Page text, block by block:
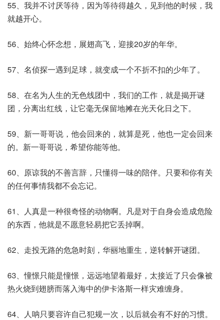
55、我并不讨厌等待，因为等待得越久，见到他的时候，我
就越开心。
56、始终心怀念想，展翅高飞，迎接20岁的年华。
57、名侦探一遇到足球，就变成一个不折不扣的少年了。
58、在名为人生的无色线团中，我们的工作，就是揭开谜
团，分离出红线，让它毫无保留地摊在光天化日之下。
59、新一哥哥说，他会回来的，就算是死，他也一定会回来
的。新一哥哥说，希望你能等他。
60、原谅我的不善言辞，只懂得一味的陪伴。只要和你有关
的任何事情我都不会忘记。
61、人真是一种很奇怪的动物啊。凡是对于自身会造成危险
的东西，他就是不愿意轻易把它丢掉啊。
62、走投无路的危急时刻，华丽地重生，逆转解开谜团。
63、憧憬只能是憧憬，远远地望着最好，太接近了只会像被
热火烧到翅膀而落入海中的伊卡洛斯一样灾难缠身。
64、人呐只要容许自己犯规一次，以后就会有不好的习惯。